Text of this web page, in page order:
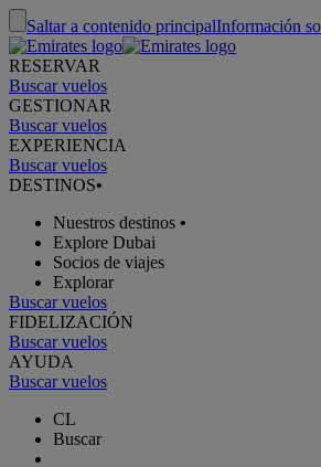
Saltar a contenido principalInformación
RESERVAR
Buscar vuelos
GESTIONAR
Buscar vuelos
EXPERIENCIA
Buscar vuelos
DESTINOS•
Nuestros destinos •
Explore Dubai
Socios de viajes
Explorar
Buscar vuelos
FIDELIZACIÓN
Buscar vuelos
AYUDA
Buscar vuelos
CL
Buscar